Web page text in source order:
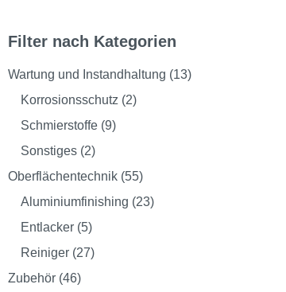
Filter nach Kategorien
Wartung und Instandhaltung (13)
Korrosionsschutz (2)
Schmierstoffe (9)
Sonstiges (2)
Oberflächentechnik (55)
Aluminiumfinishing (23)
Entlacker (5)
Reiniger (27)
Zubehör (46)